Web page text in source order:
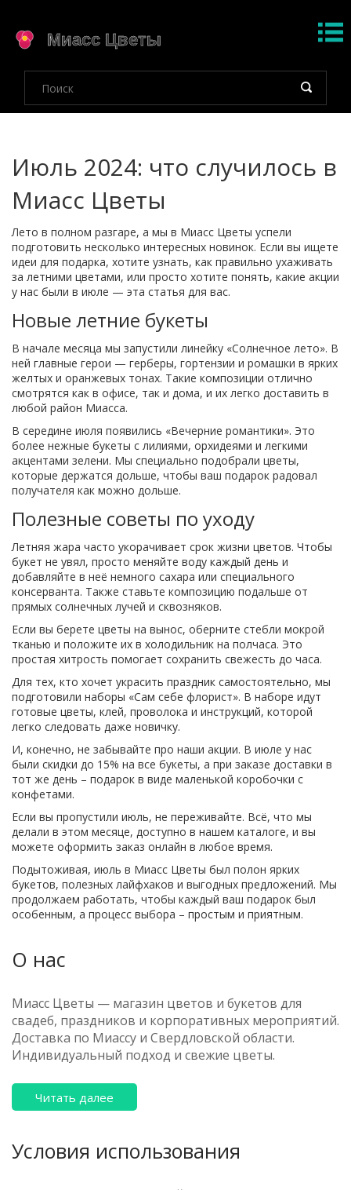
Июль 2024: что случилось в
Миасс Цветы
Лето в полном разгаре, а мы в Миасс Цветы успели
подготовить несколько интересных новинок. Если вы ищете
идеи для подарка, хотите узнать, как правильно ухаживать
за летними цветами, или просто хотите понять, какие акции
у нас были в июле — эта статья для вас.
Новые летние букеты
В начале месяца мы запустили линейку «Солнечное лето». В
ней главные герои — герберы, гортензии и ромашки в ярких
желтых и оранжевых тонах. Такие композиции отлично
смотрятся как в офисе, так и дома, и их легко доставить в
любой район Миасса.
В середине июля появились «Вечерние романтики». Это
более нежные букеты с лилиями, орхидеями и легкими
акцентами зелени. Мы специально подобрали цветы,
которые держатся дольше, чтобы ваш подарок радовал
получателя как можно дольше.
Полезные советы по уходу
Летняя жара часто укорачивает срок жизни цветов. Чтобы
букет не увял, просто меняйте воду каждый день и
добавляйте в неё немного сахара или специального
консерванта. Также ставьте композицию подальше от
прямых солнечных лучей и сквозняков.
Если вы берете цветы на вынос, оберните стебли мокрой
тканью и положите их в холодильник на полчаса. Это
простая хитрость помогает сохранить свежесть до часа.
Для тех, кто хочет украсить праздник самостоятельно, мы
подготовили наборы «Сам себе флорист». В наборе идут
готовые цветы, клей, проволока и инструкций, которой
легко следовать даже новичку.
И, конечно, не забывайте про наши акции. В июле у нас
были скидки до 15% на все букеты, а при заказе доставки в
тот же день – подарок в виде маленькой коробочки с
конфетами.
Если вы пропустили июль, не переживайте. Всё, что мы
делали в этом месяце, доступно в нашем каталоге, и вы
можете оформить заказ онлайн в любое время.
Подытоживая, июль в Миасс Цветы был полон ярких
букетов, полезных лайфхаков и выгодных предложений. Мы
продолжаем работать, чтобы каждый ваш подарок был
особенным, а процесс выбора – простым и приятным.
О нас
Миасс Цветы — магазин цветов и букетов для
свадеб, праздников и корпоративных мероприятий.
Доставка по Миассу и Свердловской области.
Индивидуальный подход и свежие цветы.
Читать далее
Условия использования